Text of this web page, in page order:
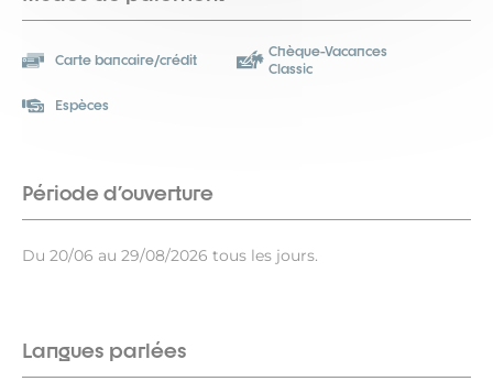
Carte bancaire/crédit
Chèque-Vacances
Classic
Espèces
Période d'ouverture
Du 20/06 au 29/08/2026 tous les jours.
Langues parlées